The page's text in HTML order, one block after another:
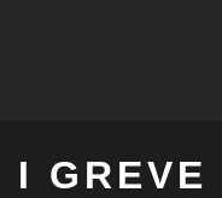
I GREVE